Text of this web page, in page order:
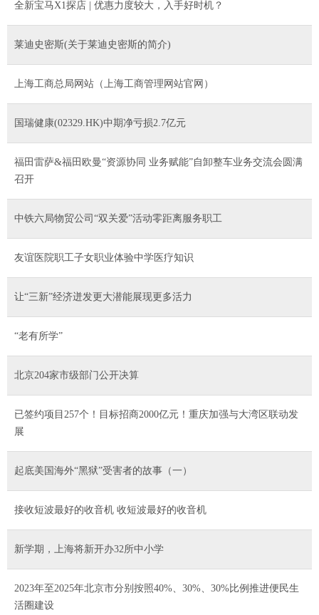
全新宝马X1探店 | 优惠力度较大，入手好时机？
莱迪史密斯(关于莱迪史密斯的简介)
上海工商总局网站（上海工商管理网站官网）
国瑞健康(02329.HK)中期净亏损2.7亿元
福田雷萨&福田欧曼“资源协同 业务赋能”自卸整车业务交流会圆满
召开
中铁六局物贸公司“双关爱”活动零距离服务职工
友谊医院职工子女职业体验中学医疗知识
让“三新”经济迸发更大潜能展现更多活力
“老有所学”
北京204家市级部门公开决算
已签约项目257个！目标招商2000亿元！重庆加强与大湾区联动发
展
起底美国海外“黑狱”受害者的故事（一）
接收短波最好的收音机 收短波最好的收音机
新学期，上海将新开办32所中小学
2023年至2025年北京市分别按照40%、30%、30%比例推进便民生
活圈建设